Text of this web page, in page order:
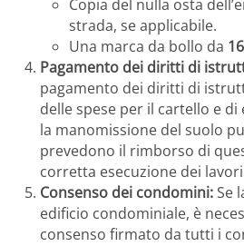
Copia del nulla osta
strada, se applicabile.
Una marca da bollo da
Pagamento dei diritti di
pagamento dei diritti di
delle spese per il cartello e
la manomissione del suolo
prevedono il rimborso di
corretta esecuzione dei
Consenso dei condomini:Se
edificio condominiale, è
consenso firmato da tutti i